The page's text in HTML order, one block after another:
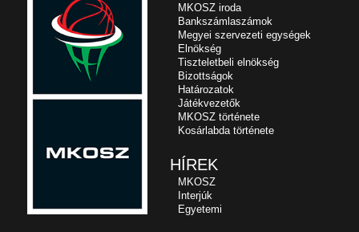
MKOSZ iroda
Bankszámlaszámok
Megyei szervezeti egységek
Elnökség
Tiszteletbeli elnökség
Bizottságok
Határozatok
Játékvezetők
MKOSZ története
Kosárlabda története
HÍREK
MKOSZ
Interjúk
Egyetemi